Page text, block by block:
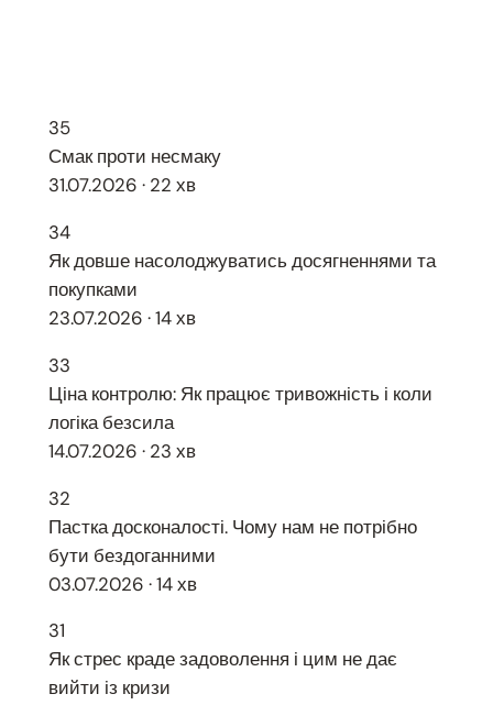
35
Смак проти несмаку
31.07.2026 · 22 хв
34
Як довше насолоджуватись досягненнями та
покупками
23.07.2026 · 14 хв
33
Ціна контролю: Як працює тривожність і коли
логіка безсила
14.07.2026 · 23 хв
32
Пастка досконалості. Чому нам не потрібно
бути бездоганними
03.07.2026 · 14 хв
31
Як стрес краде задоволення і цим не дає
вийти із кризи